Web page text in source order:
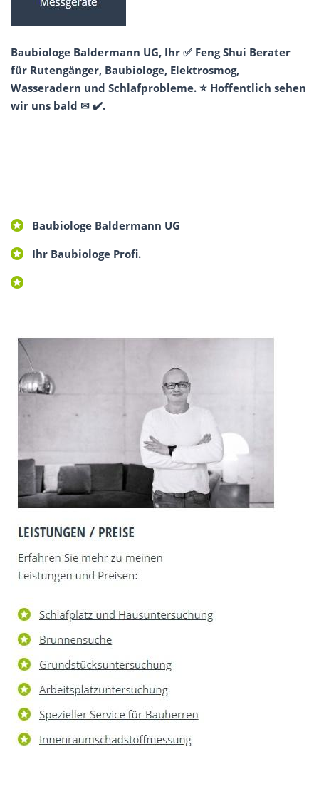
Baubiologe Baldermann UG, Ihr ✅ Feng Shui Berater
für Rutengänger, Baubiologe, Elektrosmog,
Wasseradern und Schlafprobleme. ⭐ Hoffentlich sehen
wir uns bald ✉ ✔️.
Baubiologe Baldermann UG
Ihr Baubiologe Profi.